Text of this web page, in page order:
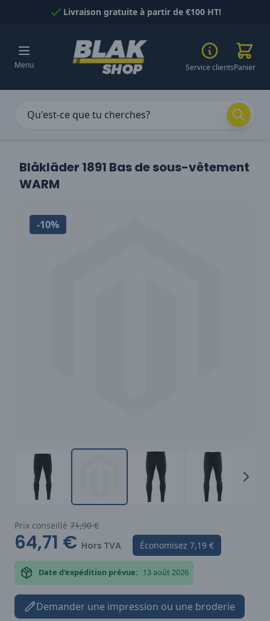
Passer au contenuLivraison gratuite à partir de €100 HT!
Menu Service clientsPanier
Blåkläder 1891 Bas de sous-vêtement
WARM
-10%
Prix conseillé 71,90 €
64,71 € Hors TVA Économisez 7,19 €
Date d'expédition prévue: 13 août 2026
Demander une impression ou une broderie